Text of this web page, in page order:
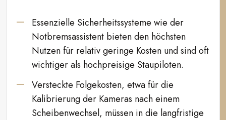
Essenzielle Sicherheitssysteme wie der
Notbremsassistent bieten den höchsten
Nutzen für relativ geringe Kosten und sind oft
wichtiger als hochpreisige Staupiloten.
Versteckte Folgekosten, etwa für die
Kalibrierung der Kameras nach einem
Scheibenwechsel, müssen in die langfristige